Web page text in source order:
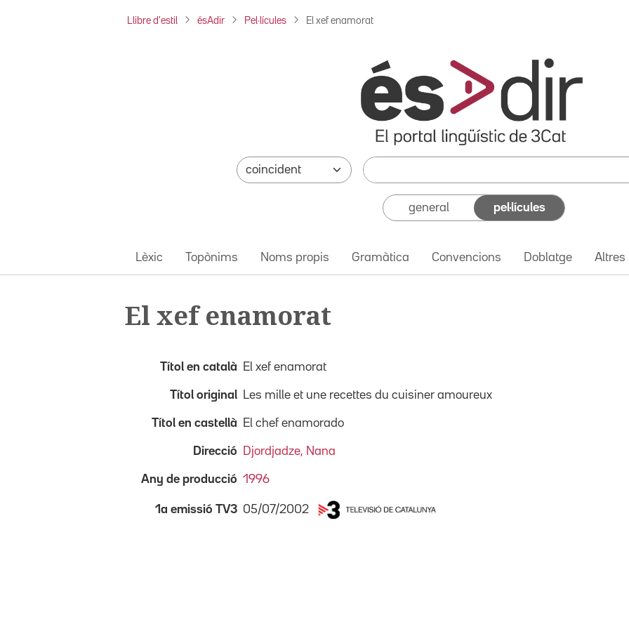
Llibre d'estil ésAdir Pel·lícules El xef enamorat
general pel·lícules
Lèxic Topònims Noms propis Gramàtica Convencions Doblatge Altres
El xef enamorat
Títol en català El xef enamorat
Títol original Les mille et une recettes du cuisiner amoureux
Títol en castellà El chef enamorado
Direcció Djordjadze, Nana
Any de producció 1996
1a emissió TV3 05/07/2002